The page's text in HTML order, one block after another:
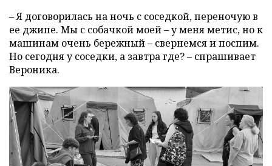
– Я договорилась на ночь с соседкой, переночую в
ее джипе. Мы с собачкой моей – у меня метис, но к
машинам очень бережный – свернемся и поспим.
Но сегодня у соседки, а завтра где? – спрашивает
Вероника.